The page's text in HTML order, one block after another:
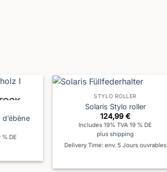
% DE
STYLO ROLLER
Solaris Stylo roller
124,99 €
Includes 19% TVA 19 % DE
plusshipping
Delivery Time: env. 5 Jours ouvrables